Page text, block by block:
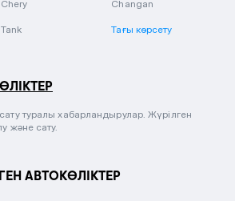
Chery Changan
Tank Тағы көрсету
туралы хабарландырулар. Жүрілген
және сату.
АВТОКӨЛІКТЕР